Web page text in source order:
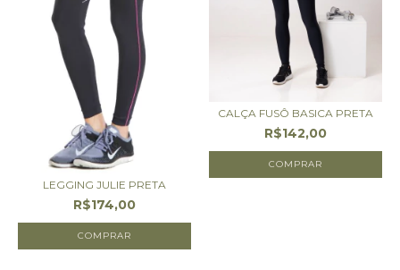
LEGGING JULIE PRETA
R$174,00
COMPRAR
CALÇA FUSÔ BASICA PRETA
R$142,00
COMPRAR